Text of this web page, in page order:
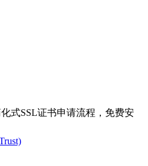
式SSL证书申请流程，免费安